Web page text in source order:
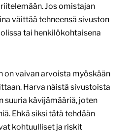
Jos omistajan
väittää tehneensä sivuston
tai henkilökohtaisena
on vaivan arvoista myöskään
Harva näistä sivustoista
suuria kävijämääriä, joten
Ehkä siksi tätä tehdään
kohtuulliset ja riskit